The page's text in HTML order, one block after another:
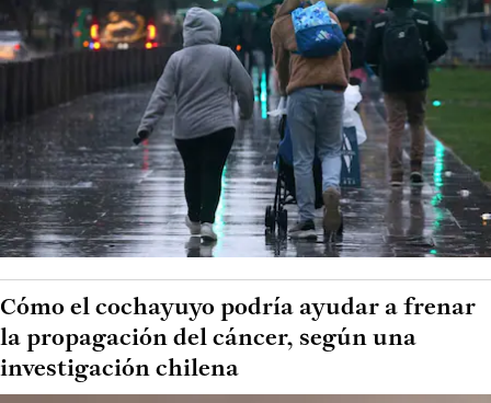
Cómo el cochayuyo podría ayudar a frenar
la propagación del cáncer, según una
investigación chilena